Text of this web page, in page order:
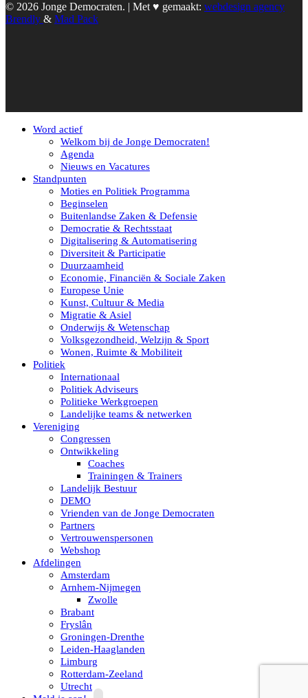
© 2026 Jonge Democraten. | Met ♥︎ gemaakt: webdesign agency
Brendly & Mad Pack
Word actief
Welkom bij de Jonge Democraten!
Agenda
Nieuws en Vacatures
Standpunten
Moties en Politiek Programma
Beginselen
Buitenlandse Zaken & Defensie
Democratie & Rechtsstaat
Digitalisering & Automatisering
Diversiteit & Participatie
Duurzaamheid
Economie, Financiën & Sociale Zaken
Europese Unie
Kunst, Cultuur & Media
Migratie & Asiel
Onderwijs & Wetenschap
Volksgezondheid, Welzijn & Sport
Wonen, Ruimte & Mobiliteit
Politiek
Internationaal
Politiek Adviseurs
Politieke Werkgroepen
Landelijke teams & netwerken
Vereniging
Congressen
Ontwikkeling
Coaches
Trainingen & Trainers
Landelijk Bestuur
DEMO
Vrienden van de Jonge Democraten
Partners
Vertrouwenspersonen
Webshop
Afdelingen
Amsterdam
Arnhem-Nijmegen
Zwolle
Brabant
Fryslân
Groningen-Drenthe
Leiden-Haaglanden
Limburg
Rotterdam-Zeeland
Utrecht